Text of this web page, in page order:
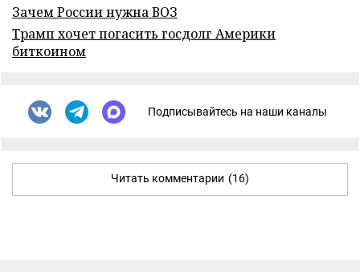
Зачем России нужна ВОЗ
Трамп хочет погасить госдолг Америки
биткоином
Подписывайтесь на наши каналы
Читать комментарии (16)